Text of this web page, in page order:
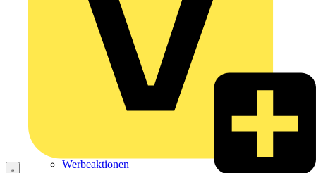
Werbeaktionen